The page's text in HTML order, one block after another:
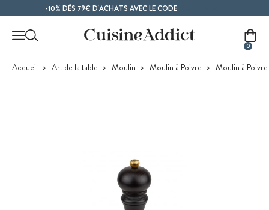
Contenu principal-10% DÈS 79€ D'ACHATS AVEC LE CODE
0
Accueil Art de la table Moulin Moulin à Poivre Moulin à